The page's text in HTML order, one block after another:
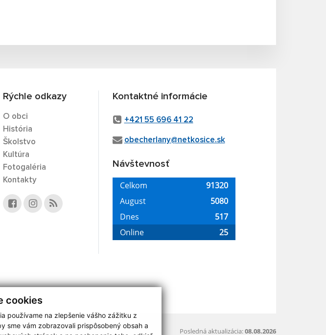
cookies
používame na zlepšenie vášho zážitku z
sme vám zobrazovali prispôsobený obsah a
Rýchle odkazy
O obci
História
Školstvo
Kultúra
Fotogaléria
Kontakty
Kontaktné informácie
+421 55 696 41 22
obecherlany@netkosice.sk
Návštevnosť
Posledná aktualizácia:08.08.2026